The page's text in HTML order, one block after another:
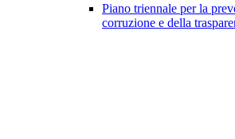
Piano triennale per la
corruzione e della